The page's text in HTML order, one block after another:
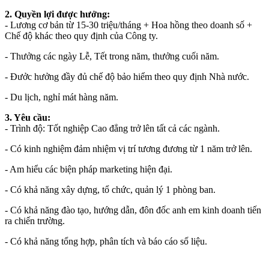
2. Quyền lợi được hưởng:
- Lương cơ bản từ 15-30 triệu/tháng + Hoa hồng theo doanh số +
Chế độ khác theo quy định của Công ty.
- Thưởng các ngày Lễ, Tết trong năm, thưởng cuối năm.
- Đưởc hưởng đầy đủ chế độ bảo hiểm theo quy định Nhà nước.
- Du lịch, nghỉ mát hàng năm.
3. Yêu cầu:
- Trình độ: Tốt nghiệp Cao đẳng trở lên tất cả các ngành.
- Có kinh nghiệm đảm nhiệm vị trí tương đương từ 1 năm trở lên.
- Am hiểu các biện pháp marketing hiện đại.
- Có khả năng xây dựng, tổ chức, quản lý 1 phòng ban.
- Có khả năng đào tạo, hướng dẫn, đôn đốc anh em kinh doanh tiến
ra chiến trường.
- Có khả năng tổng hợp, phân tích và báo cáo số liệu.